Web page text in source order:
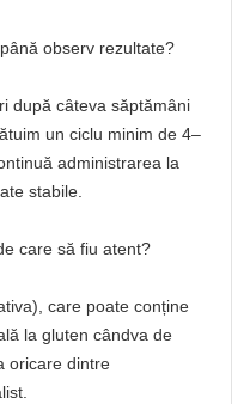
observ rezultate?
după câteva săptămâni
un ciclu minim de 4–
administrarea la
stabile.
care să fiu atent?
care poate conține
la gluten cândva de
oricare dintre